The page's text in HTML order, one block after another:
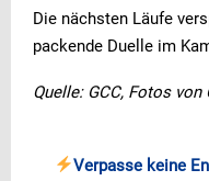
Die nächsten Läufe
packende Duelle im
Quelle: GCC, Fotos von
Verpasse keine